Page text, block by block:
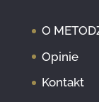
O
Opinie
Kontakt